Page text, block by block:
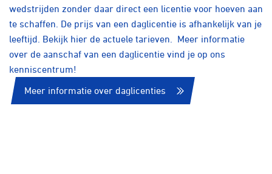
wedstrijden zonder daar direct een licentie voor hoeven aan
te schaffen. De prijs van een daglicentie is afhankelijk van je
leeftijd. Bekijk hier de actuele tarieven.
Meer informatie
over de aanschaf van een daglicentie vind je op ons
kenniscentrum!
Meer informatie over daglicenties